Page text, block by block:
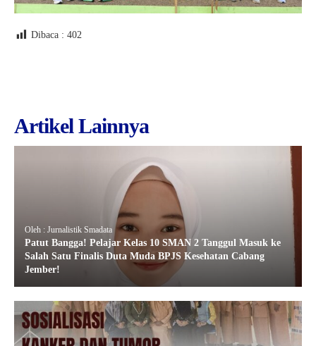
Dibaca : 402
Artikel Lainnya
Oleh : Jurnalistik Smadata
Patut Bangga! Pelajar Kelas 10 SMAN 2 Tanggul Masuk ke
Salah Satu Finalis Duta Muda BPJS Kesehatan Cabang
Jember!